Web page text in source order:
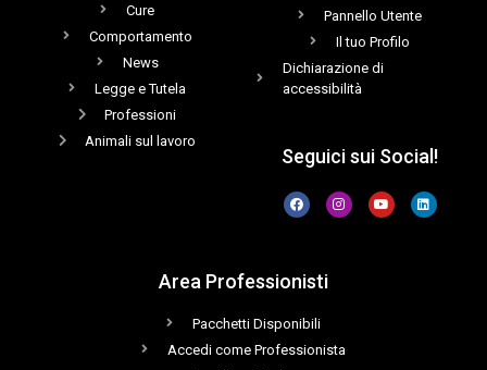
Cure
Comportamento
News
Legge e Tutela
Professioni
Animali sul lavoro
Pannello Utente
Il tuo Profilo
Dichiarazione di
accessibilità
Seguici sui Social!
Area Professionisti
Pacchetti Disponibili
Accedi come Professionista